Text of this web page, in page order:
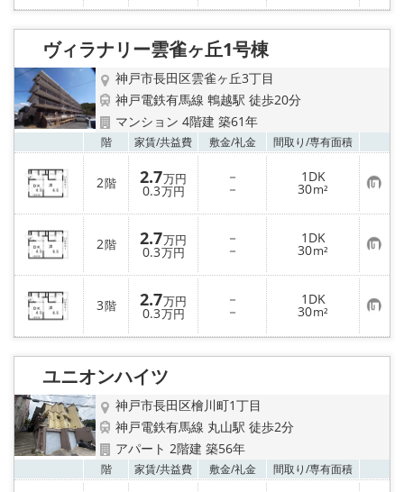
に
り
ヴィラナリー雲雀ヶ丘1号棟
神戸市長田区雲雀ヶ丘3丁目
神戸電鉄有馬線 鵯越駅 徒歩20分
マンション 4階建 築61年
階 家賃/共益費 敷金/礼金 間取り/専有面積
2階 2.7万円
0.3万円
－
－
1DK
30m² お
気
に
入
り
登
録
2階 2.7万円
0.3万円
－
－
1DK
30m² お
気
に
入
り
登
録
3階 2.7万円
0.3万円
－
－
1DK
30m² お
気
に
り
ユニオンハイツ
神戸市長田区檜川町1丁目
神戸電鉄有馬線 丸山駅 徒歩2分
アパート 2階建 築56年
階 家賃/共益費 敷金/礼金 間取り/専有面積